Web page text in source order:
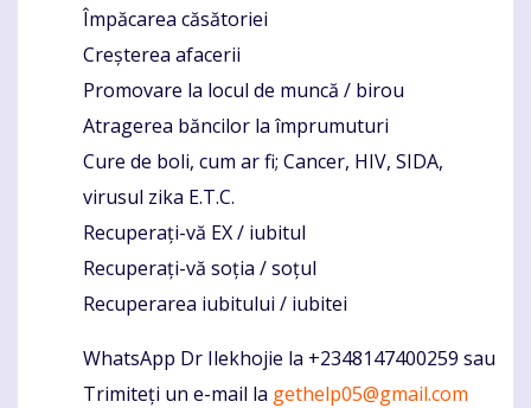
Împăcarea căsătoriei
Creșterea afacerii
Promovare la locul de muncă / birou
Atragerea băncilor la împrumuturi
Cure de boli, cum ar fi; Cancer, HIV, SIDA,
virusul zika E.T.C.
Recuperați-vă EX / iubitul
Recuperați-vă soția / soțul
Recuperarea iubitului / iubitei
WhatsApp Dr Ilekhojie la +2348147400259 sau
Trimiteți un e-mail la gethelp05@gmail.com